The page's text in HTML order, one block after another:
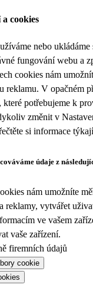
cookies
nebo ukládáme
fungování webu a
cookies nám
reklamu. V opačném
které potřebujeme k
změnit v
si informace
údaje z
nám umožníte
reklamy, vytvářet
ve vašem
vaše zařízení.
firemních údajů
cookie